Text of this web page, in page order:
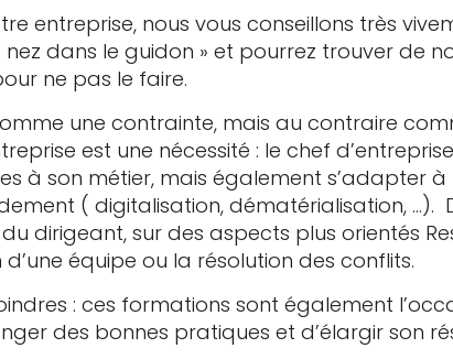
entreprise, nous vous conseillons très
nez dans le guidon » et pourrez trouver de
ne pas le faire.
une contrainte, mais au contraire
est une nécessité : le chef
à son métier, mais également s’adapter
( digitalisation, dématérialisation, …).
dirigeant, sur des aspects plus orientés
équipe ou la résolution des conflits.
: ces formations sont également
des bonnes pratiques et d’élargir son